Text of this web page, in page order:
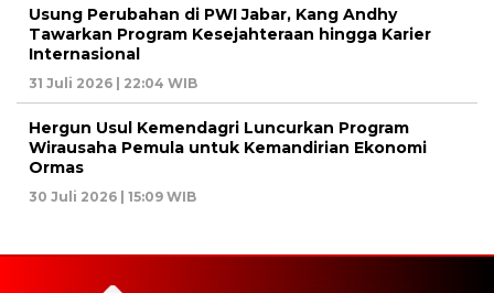
Usung Perubahan di PWI Jabar, Kang Andhy
Tawarkan Program Kesejahteraan hingga Karier
Internasional
31 Juli 2026 | 22:04 WIB
Hergun Usul Kemendagri Luncurkan Program
Wirausaha Pemula untuk Kemandirian Ekonomi
Ormas
30 Juli 2026 | 15:09 WIB